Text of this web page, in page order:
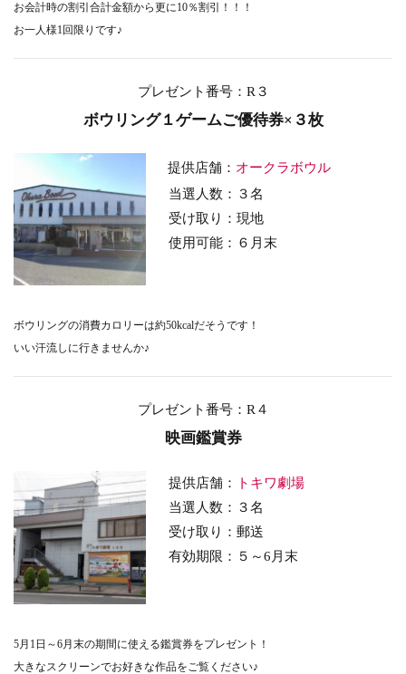
お会計時の割引合計金額から更に10％割引！！！
お一人様1回限りです♪
プレゼント番号：R３
ボウリング１ゲームご優待券×３枚
提供店舗： オークラボウル
当選人数：３名
受け取り：現地
使用可能：６ 月末
ボウリングの消費カロリーは約50kcalだそうです！
いい汗流しに行きませんか♪
プレゼント番号：R４
映画鑑賞券
提供店舗：
トキワ劇場
当選人数：３名
受け取り：郵送
有効期限：５～6月末
5月1日～6月末の期間に使える鑑賞券をプレゼント！
大きなスクリーンでお好きな作品をご覧ください♪